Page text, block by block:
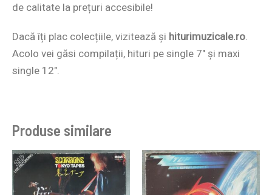
de calitate la prețuri accesibile!
Dacă îți plac colecțiile, vizitează și hiturimuzicale.ro
Acolo vei găsi compilații, hituri pe single 7″ și maxi
single 12″.
Produse similare